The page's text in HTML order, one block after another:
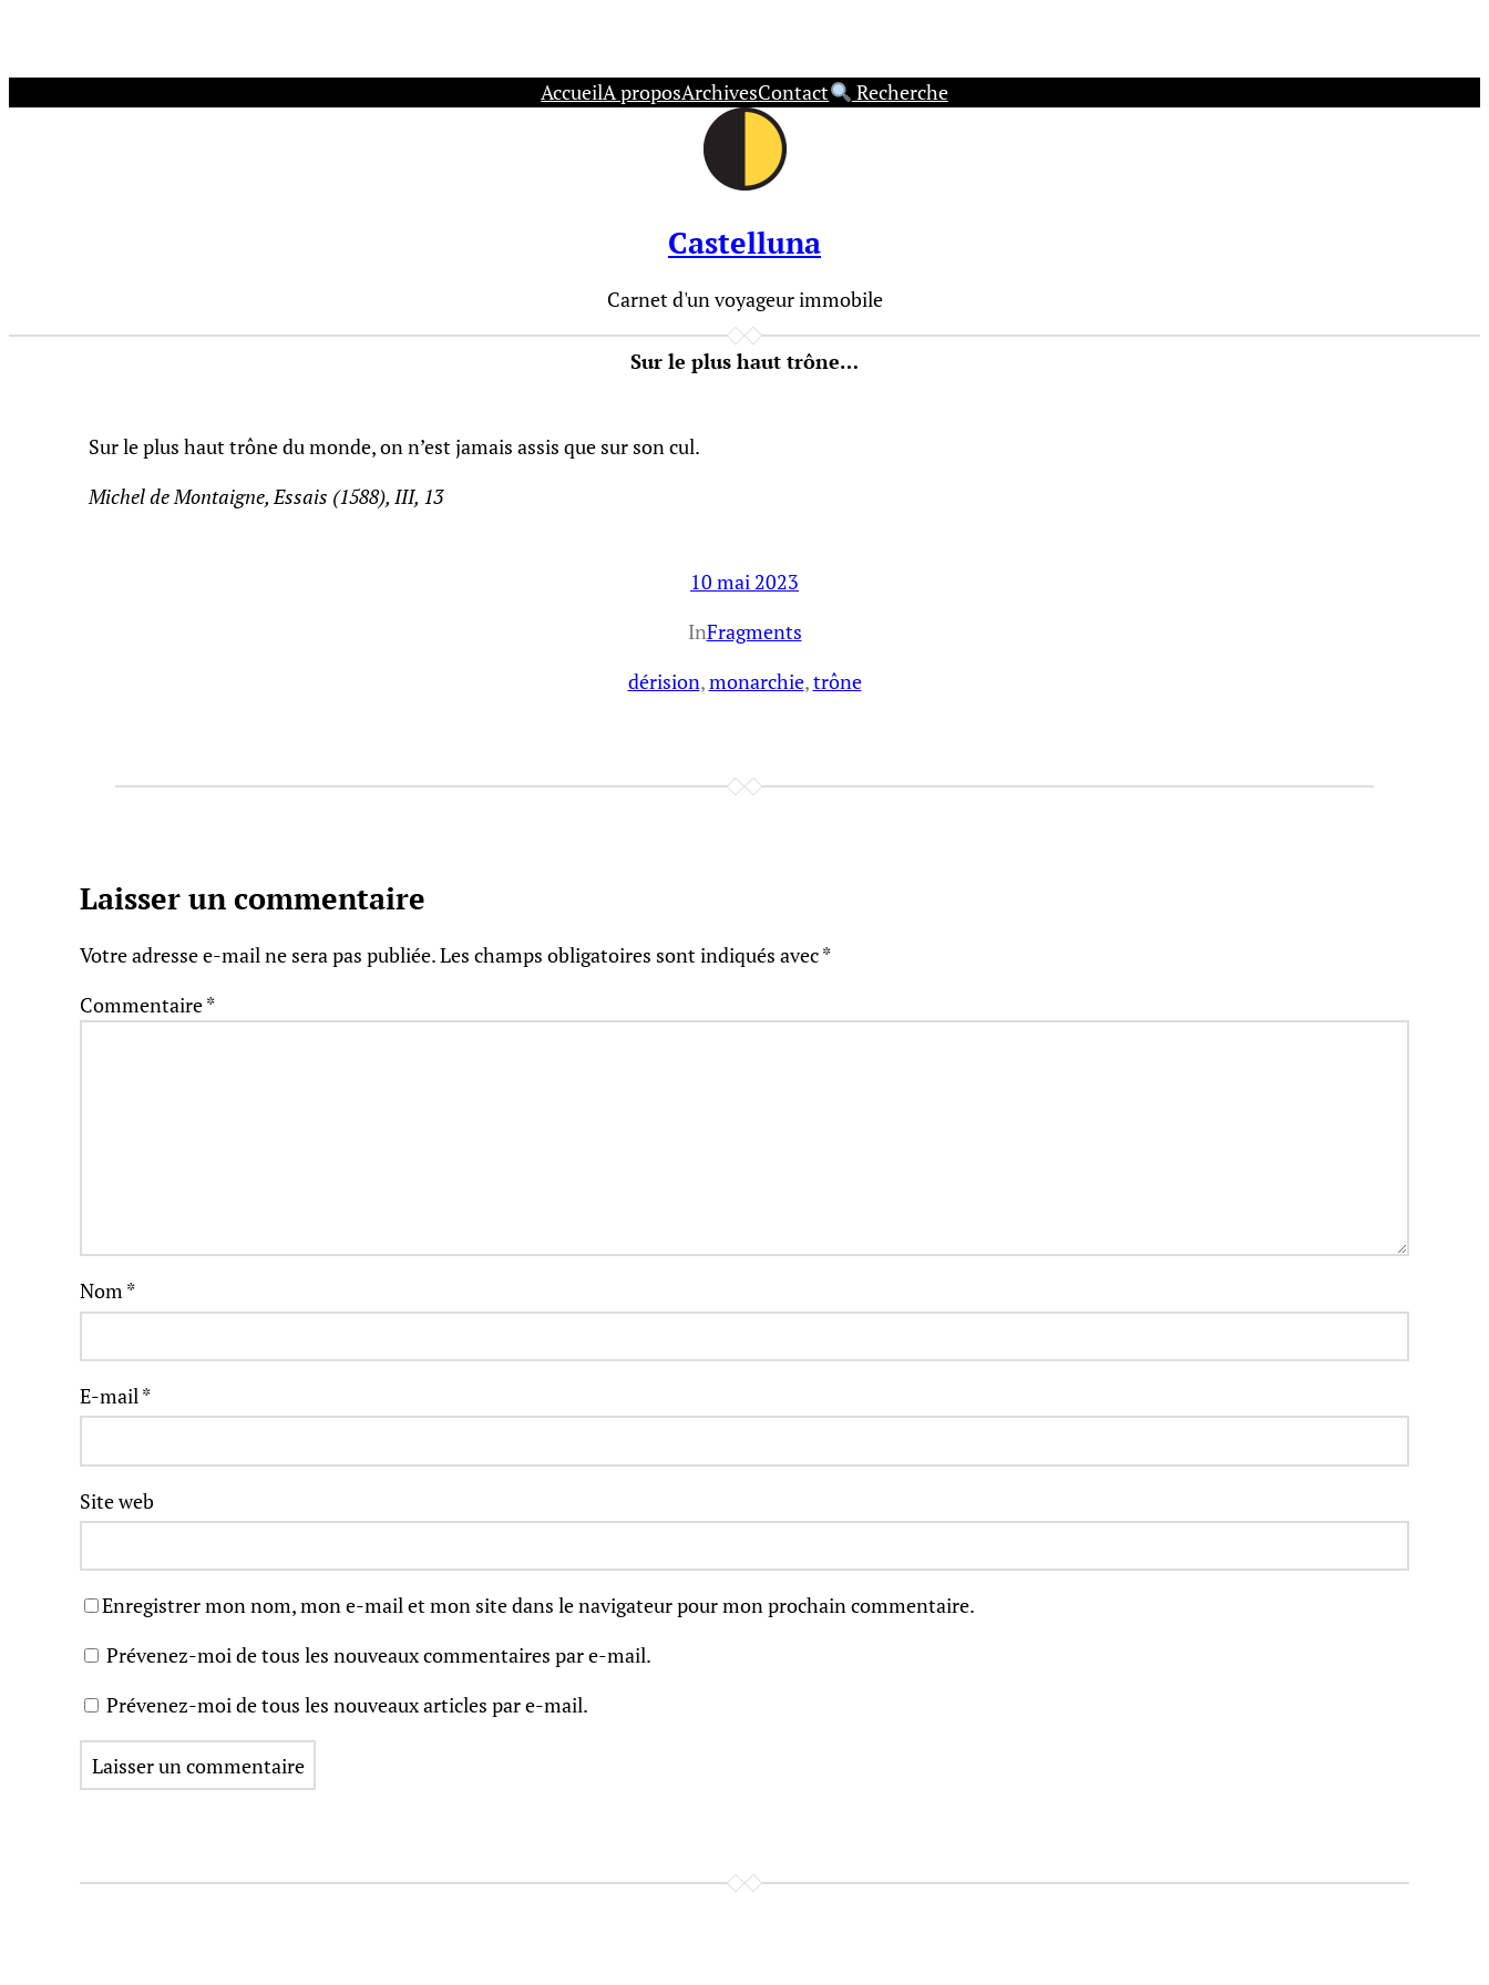
contenu
AccueilA proposArchivesContact Recherche
Castelluna
Carnet d'un voyageur immobile
Sur le plus haut trône…
Sur le plus haut trône du monde, on n’est jamais assis que sur son cul.
Michel de Montaigne, Essais (1588), III, 13
10 mai 2023
InFragments
dérision, monarchie, trône
Laisser un commentaire
Votre adresse e-mail ne sera pas publiée.Les champs obligatoires sont indiqués avec*
Commentaire*
Nom*
E-mail*
Site web
Enregistrer mon nom, mon e-mail et mon site dans le navigateur pour mon prochain commentaire.
Prévenez-moi de tous les nouveaux commentaires par e-mail.
Prévenez-moi de tous les nouveaux articles par e-mail.